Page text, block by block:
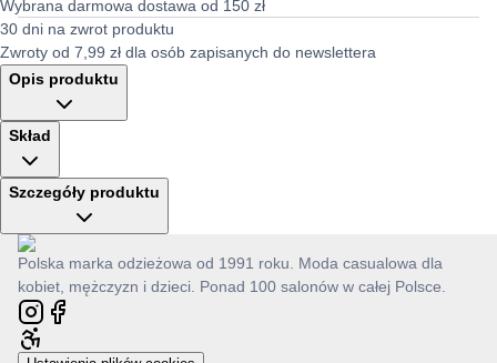
Wybrana darmowa dostawa od 150 zł
30 dni na zwrot produktu
Zwroty od 7,99 zł dla osób zapisanych do newslettera
Opis produktu
Skład
Szczegóły produktu
Polska marka odzieżowa od 1991 roku. Moda casualowa dla
kobiet, mężczyzn i dzieci. Ponad 100 salonów w całej Polsce.